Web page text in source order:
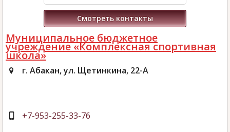
Смотреть контакты
Муниципальное бюджетное
учреждение «Комплексная спортивная
школа»
г. Абакан, ул. Щетинкина, 22-А
+7-953-255-33-76